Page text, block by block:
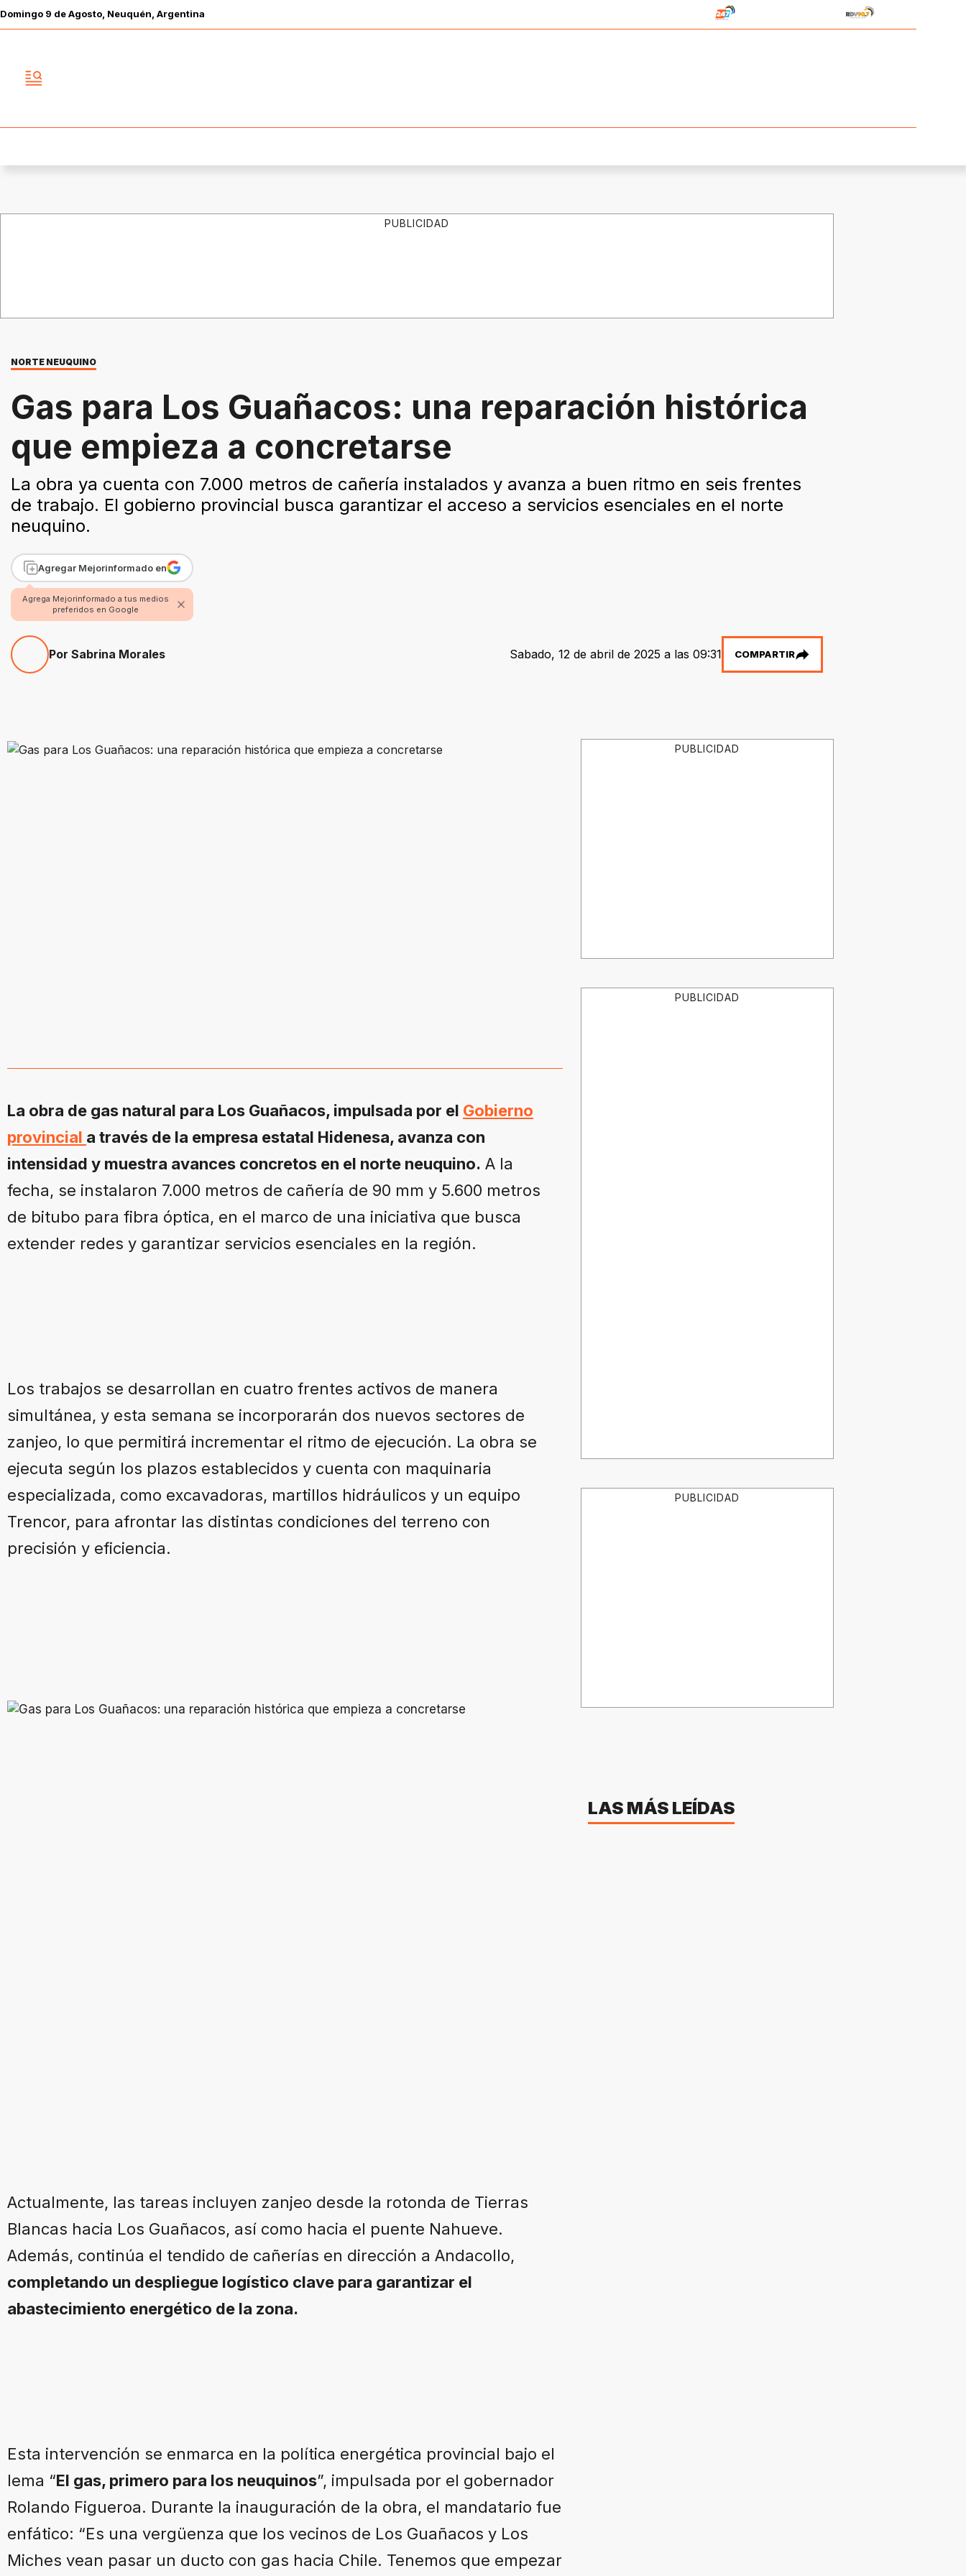
Domingo 9 deAgosto , Neuquén, Argentina
PUBLICIDAD
NORTE NEUQUINO
Gas para Los Guañacos: una reparación histórica
que empieza a concretarse
La obra ya cuenta con 7.000 metros de cañería instalados y avanza a buen ritmo en seis frentes
de trabajo. El gobierno provincial busca garantizar el acceso a servicios esenciales en el norte
neuquino.
Agregar Mejorinformado en
Agrega Mejorinformado a tus medios
preferidos en Google
Por Sabrina Morales Sabado, 12 de abril de 2025 a las 09:31 COMPARTIR
La obra de gas natural para Los Guañacos, impulsada por el Gobierno
provincial a través de la empresa estatal Hidenesa, avanza con
intensidad y muestra avances concretos en el norte neuquino. A la
fecha, se instalaron 7.000 metros de cañería de 90 mm y 5.600 metros
de bitubo para fibra óptica, en el marco de una iniciativa que busca
extender redes y garantizar servicios esenciales en la región.
Los trabajos se desarrollan en cuatro frentes activos de manera
simultánea, y esta semana se incorporarán dos nuevos sectores de
zanjeo, lo que permitirá incrementar el ritmo de ejecución. La obra se
ejecuta según los plazos establecidos y cuenta con maquinaria
especializada, como excavadoras, martillos hidráulicos y un equipo
Trencor, para afrontar las distintas condiciones del terreno con
precisión y eficiencia.
Actualmente, las tareas incluyen zanjeo desde la rotonda de Tierras
Blancas hacia Los Guañacos, así como hacia el puente Nahueve.
Además, continúa el tendido de cañerías en dirección a Andacollo,
completando un despliegue logístico clave para garantizar el
abastecimiento energético de la zona.
Esta intervención se enmarca en la política energética provincial bajo el
lema “El gas, primero para los neuquinos”, impulsada por el gobernador
Rolando Figueroa. Durante la inauguración de la obra, el mandatario fue
enfático: “Es una vergüenza que los vecinos de Los Guañacos y Los
Miches vean pasar un ducto con gas hacia Chile. Tenemos que empezar
PUBLICIDAD
PUBLICIDAD
PUBLICIDAD
LAS MÁS LEÍDAS